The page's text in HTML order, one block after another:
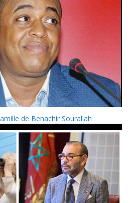
de Benachir Sourallah